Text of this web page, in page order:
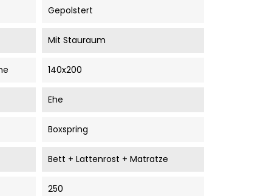
Gepolstert
Mit Stauraum
140x200
Ehe
Boxspring
Bett + Lattenrost + Matratze
250